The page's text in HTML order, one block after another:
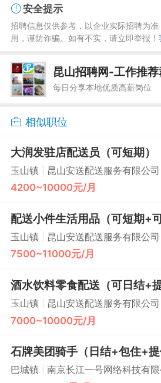
安全提示
招聘信息仅供参考，以企业实际招聘为
用，谨防诈骗。如有不实，请立即举报！
昆山招聘网-工作推荐
每日分享本地优质高薪岗位
相似职位
大润发驻店配送员（可短期）
玉山镇 昆山安送配送服务有限公司
4200~10000元/月
配送小件生活用品（可短期+可
玉山镇 昆山安送配送服务有限公司
7500~11000元/月
酒水饮料零食配送（可日结+
玉山镇 昆山安送配送服务有限公司
7000~10000元/月
石牌美团骑手（日结+包住+提
巴城镇
南京长江一号网络科技有限